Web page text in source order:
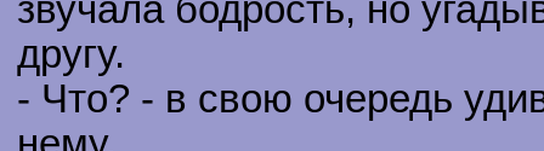
звучала бодрость, но
другу.
- Что? - в свою очередь